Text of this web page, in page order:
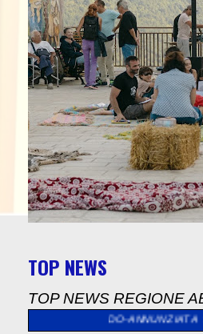
TOP NEWS
TOP NEWS REGIONE
LIDO-ANNUNZIATA >> ASL 1